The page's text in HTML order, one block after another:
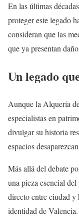
En las últimas
proteger este legado
consideran que las
que ya presentan
Un legado
Aunque la Alquería
especialistas en
divulgar su historia
espacios
Más allá del debate
una pieza esencial
directo entre ciudad y
identidad de Valencia.